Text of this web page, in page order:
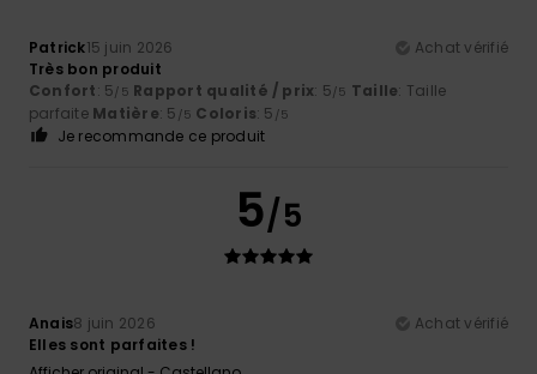
Patrick15 juin 2026
Achat vérifié
Très bon produit
Confort: 5/5 Rapport qualité / prix: 5/5 Taille: Taille
parfaite Matière: 5 /5 Coloris: 5 /5
Je recommande ce produit
5/5
Anais8 juin 2026
Achat vérifié
Elles sont parfaites !